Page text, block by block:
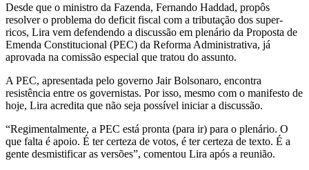
Desde que o ministro da Fazenda, Fernando Haddad, propôs
resolver o problema do deficit fiscal com a tributação dos super-
ricos, Lira vem defendendo a discussão em plenário da Proposta de
Emenda Constitucional (PEC) da Reforma Administrativa, já
aprovada na comissão especial que tratou do assunto.
A PEC, apresentada pelo governo Jair Bolsonaro, encontra
resistência entre os governistas. Por isso, mesmo com o manifesto de
hoje, Lira acredita que não seja possível iniciar a discussão.
“Regimentalmente, a PEC está pronta (para ir) para o plenário. O
que falta é apoio. É ter certeza de votos, é ter certeza de texto. É a
gente desmistificar as versões”, comentou Lira após a reunião.